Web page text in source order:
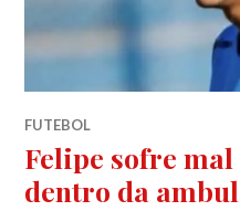
FUTEBOL
Felipe sofre
dentro da